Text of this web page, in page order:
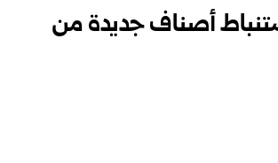
أصناف جديدة من